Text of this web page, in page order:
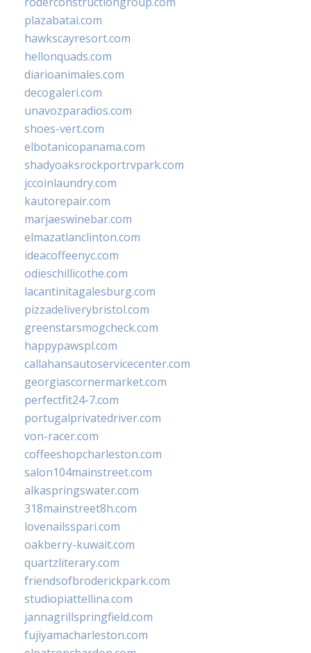
plazabatai.com
hawkscayresort.com
hellonquads.com
diarioanimales.com
decogaleri.com
unavozparadios.com
shoes-vert.com
elbotanicopanama.com
shadyoaksrockportrvpark.com
jccoinlaundry.com
kautorepair.com
marjaeswinebar.com
elmazatlanclinton.com
ideacoffeenyc.com
odieschillicothe.com
lacantinitagalesburg.com
pizzadeliverybristol.com
greenstarsmogcheck.com
happypawspl.com
callahansautoservicecenter.com
georgiascornermarket.com
perfectfit24-7.com
portugalprivatedriver.com
von-racer.com
coffeeshopcharleston.com
salon104mainstreet.com
alkaspringswater.com
318mainstreet8h.com
lovenailsspari.com
oakberry-kuwait.com
quartzliterary.com
friendsofbroderickpark.com
studiopiattellina.com
jannagrillspringfield.com
fujiyamacharleston.com